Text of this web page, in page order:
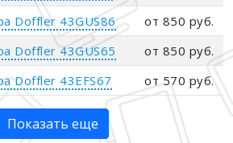
Doffler 43GUS86
от 850 руб.
Doffler 43GUS65
от 850 руб.
Doffler 43EFS67
от 570 руб.
Показать еще